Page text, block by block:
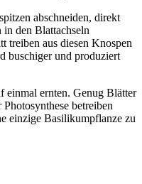
abschneiden, direkt
in den Blattachseln
treiben aus diesen Knospen
buschiger und produziert
einmal ernten. Genug Blätter
betreiben
einzige Basilikumpflanze zu